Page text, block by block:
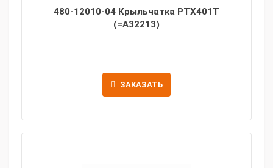
480-12010-04 Крыльчатка PTX401T
(=A32213)
ЗАКАЗАТЬ